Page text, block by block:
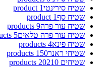
שטיח סירינטי1 product
שטיח סף1 product
שטיח עור פרה9 products
שטיח עור פרה טלאים5 products
שטיח פינא4 products
שטיחי ראנר150 products
שטיחים 2021 0 products